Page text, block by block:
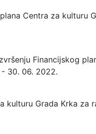
Centra za kulturu
Financijskog
- 30. 06. 2022.
kulturu Grada Krka za